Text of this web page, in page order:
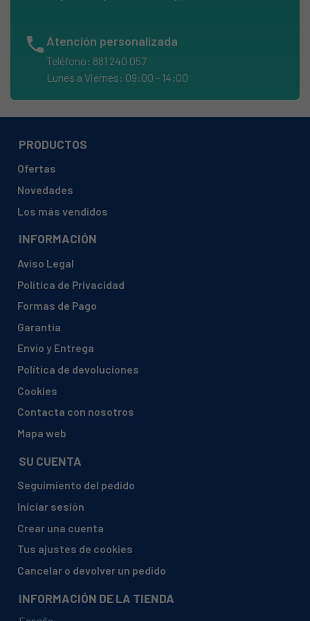
EDESA, LP1041S 905270423
EDESA, LP114S 905270209
FAGOR, 1FE1347 905111248
FAGOR, 1FE1347S 905111364
FAGOR, F-1246 905010954
FAGOR, F-S-1048 905010847
FAGOR, F-S-1048P 905010856
FAGOR, F1246 905010954
FAGOR, FE-1346 905110454
FAGOR, FE-1346 S 905110882
FAGOR, FE-1347 905111168
FAGOR, FE-S-1048 905110828
FAGOR, FE1346 905110454
FAGOR, FE1346S 905110882
FAGOR, FE1347 905111168
FAGOR, FES-1146 905110579
FAGOR, FES-1146S 905110695
FAGOR, FES1048 905110828
FAGOR, FES1146 905110579
FAGOR, FES1146S 905110695
FAGOR, FS-1146 905010384
FAGOR, FS-1146P 905010400
FAGOR, FS1048 905010847
phone Atención personalizada
Teléfono: 881 240 057
Lunes a Viernes: 09:00 - 14:00
PRODUCTOS
Ofertas
Novedades
Los más vendidos
INFORMACIÓN
Aviso Legal
Política de Privacidad
Formas de Pago
Garantía
Envío y Entrega
Política de devoluciones
Cookies
Contacta con nosotros
Mapa web
SU CUENTA
Seguimiento del pedido
Iniciar sesión
Crear una cuenta
Tus ajustes de cookies
Cancelar o devolver un pedido
INFORMACIÓN DE LA TIENDA